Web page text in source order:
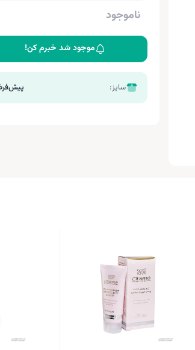
ناموجود
موجود شد خبرم کن!
سایز: